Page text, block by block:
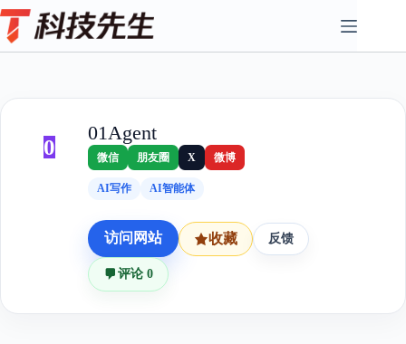
Skip
to
content
0
01Agent
微信 朋友圈 X 微博
AI写作 AI智能体
访问网站 收藏 反馈
评论 0